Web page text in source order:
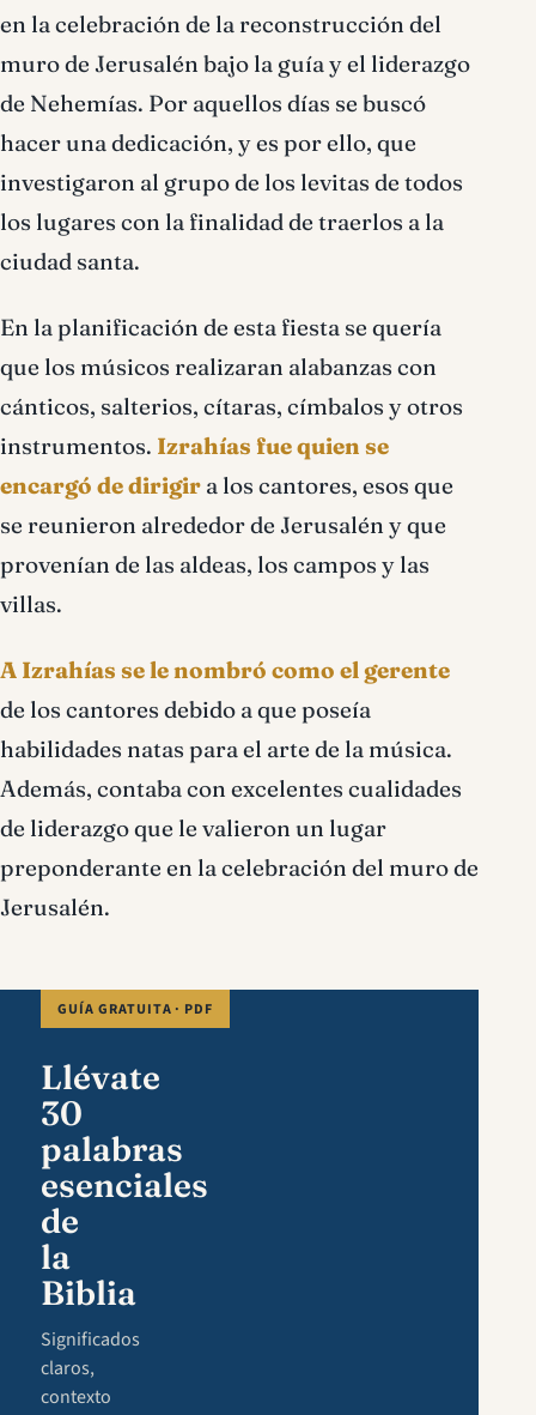
en la celebración de la reconstrucción del
muro de Jerusalén bajo la guía y el liderazgo
de Nehemías. Por aquellos días se buscó
hacer una dedicación, y es por ello, que
investigaron al grupo de los levitas de todos
los lugares con la finalidad de traerlos a la
ciudad santa.
En la planificación de esta fiesta se quería
que los músicos realizaran alabanzas con
cánticos, salterios, cítaras, címbalos y otros
instrumentos. Izrahías fue quien se
encargó de dirigir a los cantores, esos que
se reunieron alrededor de Jerusalén y que
provenían de las aldeas, los campos y las
villas.
A Izrahías se le nombró como el gerente
de los cantores debido a que poseía
habilidades natas para el arte de la música.
Además, contaba con excelentes cualidades
de liderazgo que le valieron un lugar
preponderante en la celebración del muro de
Jerusalén.
GUÍA GRATUITA · PDF
Llévate
30
palabras
esenciales
de
la
Biblia
Significados
claros,
contexto